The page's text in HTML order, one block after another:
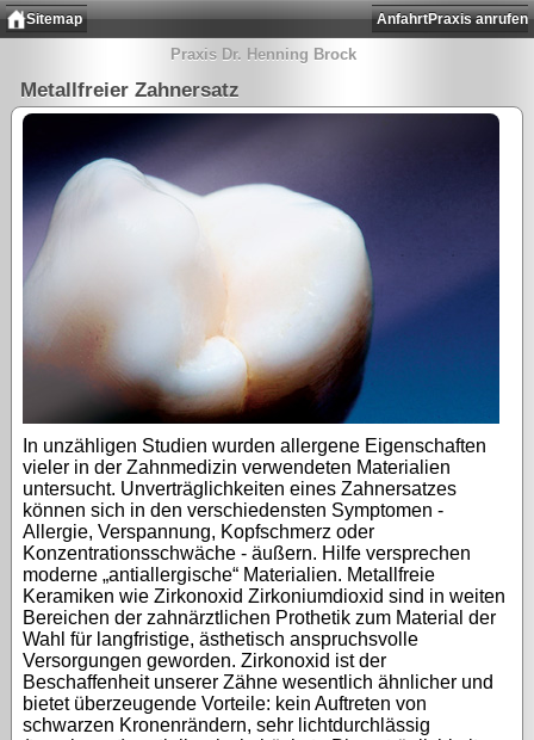
Sitemap Praxis anrufen
Anfahrt
Praxis Dr. Henning Brock
Metallfreier Zahnersatz
In unzähligen Studien wurden allergene Eigenschaften
vieler in der Zahnmedizin verwendeten Materialien
untersucht. Unverträglichkeiten eines Zahnersatzes
können sich in den verschiedensten Symptomen -
Allergie, Verspannung, Kopfschmerz oder
Konzentrationsschwäche - äußern. Hilfe versprechen
moderne „antiallergische“ Materialien. Metallfreie
Keramiken wie Zirkonoxid Zirkoniumdioxid sind in weiten
Bereichen der zahnärztlichen Prothetik zum Material der
Wahl für langfristige, ästhetisch anspruchsvolle
Versorgungen geworden. Zirkonoxid ist der
Beschaffenheit unserer Zähne wesentlich ähnlicher und
bietet überzeugende Vorteile: kein Auftreten von
schwarzen Kronenrändern, sehr lichtdurchlässig